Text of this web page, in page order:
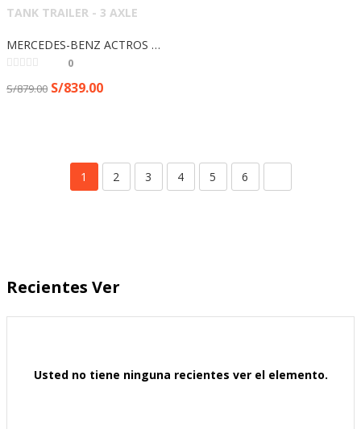
MERCEDES-BENZ ACTROS MP5 STREAM SPACE 4X2 TANK TRAILER – 3 AXLE
0
S/879.00 S/839.00
1 2 3 4 5 6
Recientes Ver
Usted no tiene ninguna recientes ver el elemento.